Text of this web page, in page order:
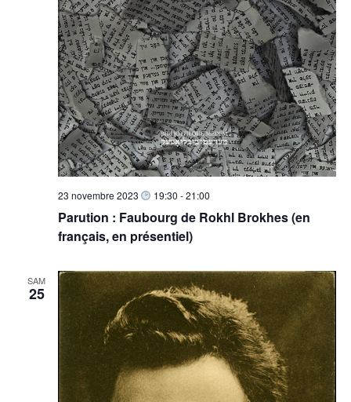
Parution : Faubourg de Rokhl Brokhes (en
français, en présentiel)
23 novembre 2023 19:30 -21:00
SAM
25